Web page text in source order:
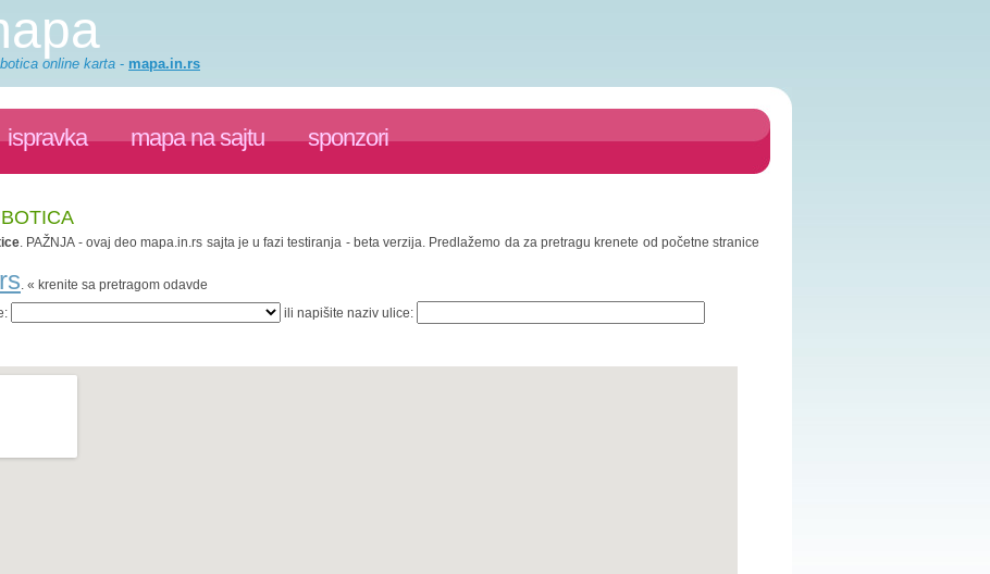
online karta - mapa.in.rs
ispravka mapa na sajtu sponzori
. PAŽNJA - ovaj deo mapa.in.rs sajta je u fazi testiranja - beta verzija. Predlažemo da za pretragu krenete od početne stranice
. « krenite sa pretragom odavde
ili napišite naziv ulice: